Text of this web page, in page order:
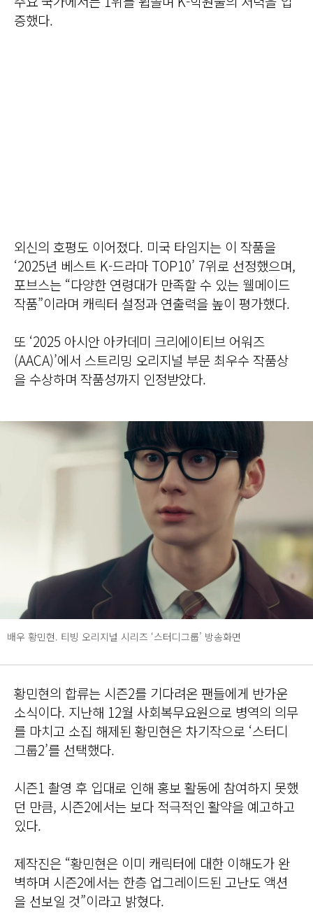
증했다.
외신의 호평도 이어졌다. 미국 타임지는 이 작품을
‘2025년 베스트 K-드라마 TOP10’ 7위로 선정했으며,
포브스는 “다양한 연령대가 만족할 수 있는 웰메이드
작품”이라며 캐릭터 설정과 연출력을 높이 평가했다.
또 ‘2025 아시안 아카데미 크리에이티브 어워즈
(AACA)’에서 스트리밍 오리지널 부문 최우수 작품상
을 수상하며 작품성까지 인정받았다.
배우 황민현. 티빙 오리지널 시리즈 ‘스터디그룹’ 방송화면
황민현의 합류는 시즌2를 기다려온 팬들에게 반가운
소식이다. 지난해 12월 사회복무요원으로 병역의 의무
를 마치고 소집 해제된 황민현은 차기작으로 ‘스터디
그룹2’를 선택했다.
시즌1 촬영 후 입대로 인해 홍보 활동에 참여하지 못했
던 만큼, 시즌2에서는 보다 적극적인 활약을 예고하고
있다.
제작진은 “황민현은 이미 캐릭터에 대한 이해도가 완
벽하며 시즌2에서는 한층 업그레이드된 고난도 액션
을 선보일 것”이라고 밝혔다.